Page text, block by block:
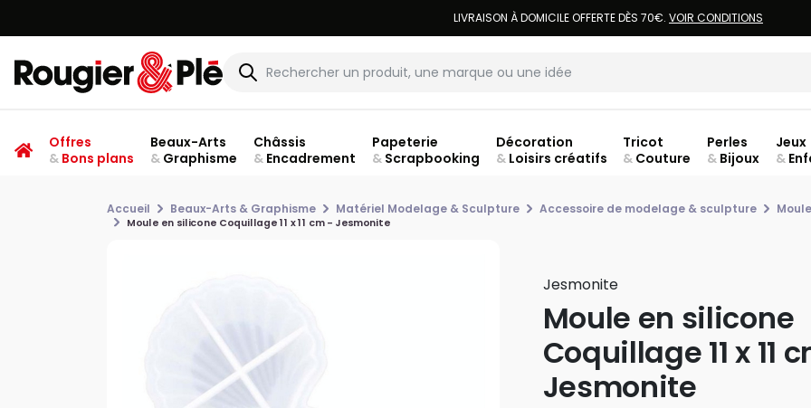
LIVRAISON À DOMICILE OFFERTE DÈS 70€. VOIR CONDITIONS
Offres
&Bons plans
Beaux-Arts
&Graphisme
Châssis
&Encadrement
Papeterie
&Scrapbooking
Décoration
&Loisirs créatifs
Tricot
& Couture
Perles
& Bijoux
Jeux
&
Accueil Beaux-Arts & Graphisme Matériel Modelage & Sculpture Accessoire de modelage & sculpture
Moule en silicone Coquillage 11 x 11 cm - Jesmonite
Jesmonite
Moule en silicone
Coquillage 11 x 11
Jesmonite